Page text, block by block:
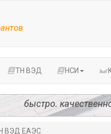
ТН ВЭД НСИ
быстро.
ВЭД ЕАЭС